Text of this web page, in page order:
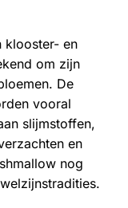
klooster- en
om zijn
De
vooral
slijmstoffen,
en
nog